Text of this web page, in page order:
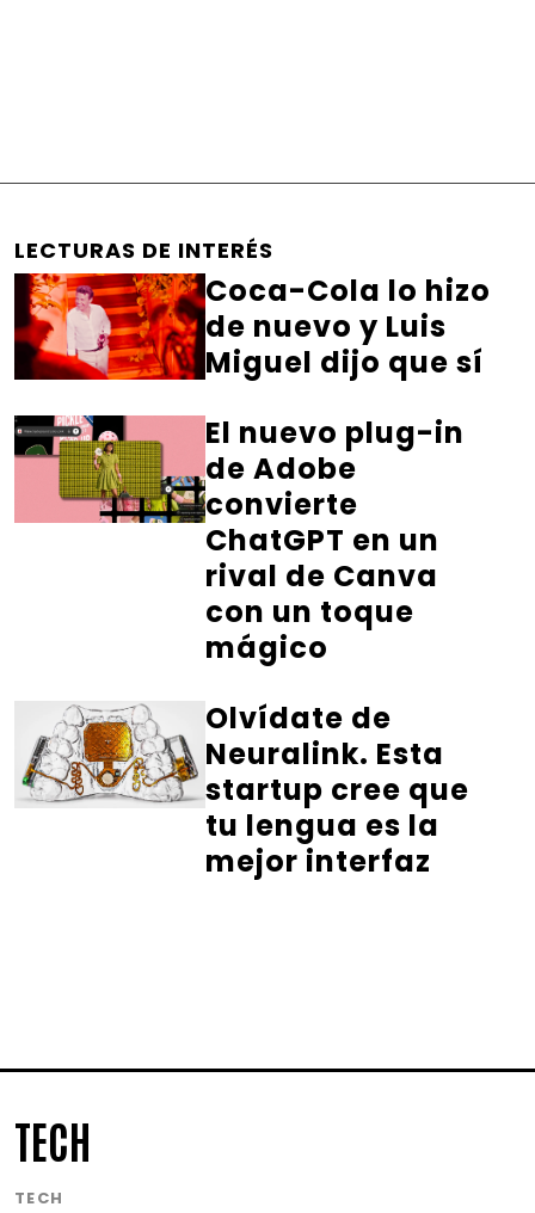
LECTURAS DE INTERÉS
Coca-Cola lo hizo
de nuevo y Luis
Miguel dijo que sí
El nuevo plug-in
de Adobe
convierte
ChatGPT en un
rival de Canva
con un toque
mágico
Olvídate de
Neuralink. Esta
startup cree que
tu lengua es la
mejor interfaz
TECH
TECH